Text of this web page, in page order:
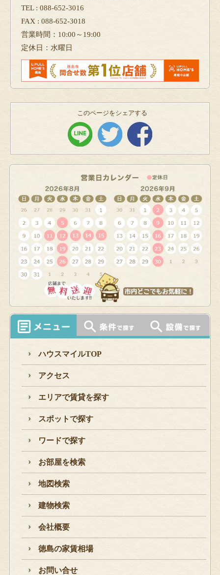
TEL : 088-652-3016
FAX : 088-652-3018
営業時間：10:00～19:00
定休日：水曜日
このページをシェアする
ハウスマイルTOP
アクセス
エリアで賃貸を探す
スポットで探す
ワードで探す
お部屋を検索
地図検索
建物検索
会社概要
徳島の家賃相場
お問い合せ